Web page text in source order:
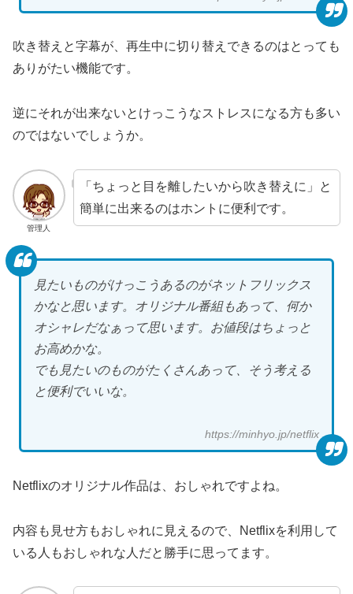
吹き替えと字幕が、再生中に切り替えできるのはとっても
ありがたい機能です。
逆にそれが出来ないとけっこうなストレスになる方も多い
のではないでしょうか。
管理人
「ちょっと目を離したいから吹き替えに」と
簡単に出来るのはホントに便利です。
見たいものがけっこうあるのがネットフリックス
かなと思います。オリジナル番組もあって、何か
オシャレだなぁって思います。お値段はちょっと
お高めかな。
でも見たいのものがたくさんあって、そう考える
と便利でいいな。
https://minhyo.jp/netflix
Netflixのオリジナル作品は、おしゃれですよね。
内容も見せ方もおしゃれに見えるので、Netflixを利用して
いる人もおしゃれな人だと勝手に思ってます。